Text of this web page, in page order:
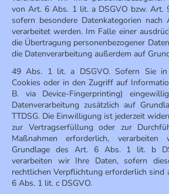
von Art. 6 Abs. 1 lit. a DSGVO bzw. Art.
sofern besondere Datenkategorien
verarbeitet werden. Im Falle einer
die Übertragung personenbezogener
die Datenverarbeitung außerdem auf
49 Abs. 1 lit. a DSGVO. Sofern Sie in
Cookies oder in den Zugriff auf
B. via Device-Fingerprinting)
Datenverarbeitung zusätzlich auf
TTDSG. Die Einwilligung ist jederzeit
zur Vertragserfüllung oder zur
Maßnahmen erforderlich,
Grundlage des Art. 6 Abs. 1 lit. b
verarbeiten wir Ihre Daten, sofern
rechtlichen Verpflichtung erforderlich sind
6 Abs. 1 lit. c DSGVO.